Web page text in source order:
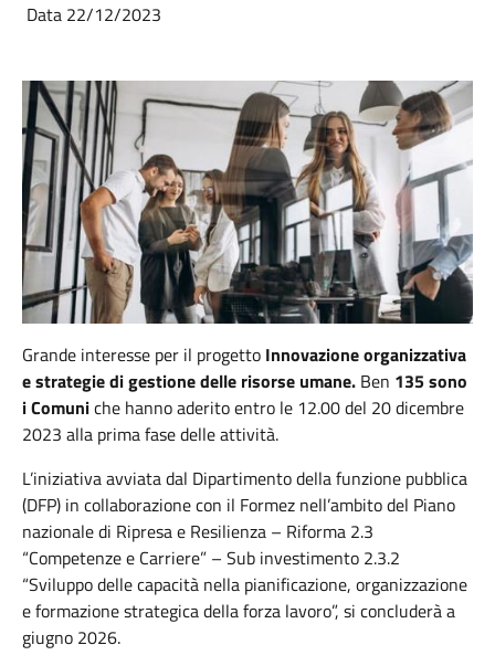
Data 22/12/2023
Grande interesse per il progetto Innovazione organizzativa
e strategie di gestione delle risorse umane. Ben 135 sono
i Comuniche hanno aderito entro le 12.00 del 20 dicembre
2023 alla prima fase delle attività.
L’iniziativa avviata dal Dipartimento della funzione pubblica
(DFP) in collaborazione con il Formez nell’ambito del Piano
nazionale di Ripresa e Resilienza – Riforma 2.3
“Competenze e Carriere” – Sub investimento 2.3.2
“Sviluppo delle capacità nella pianificazione, organizzazione
e formazione strategica della forza lavoro”, si concluderà a
giugno 2026.